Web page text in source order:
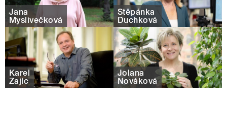
Jana
Myslivečková
Štěpánka
Duchková
Karel
Zajíc
Jolana
Nováková